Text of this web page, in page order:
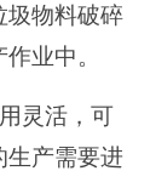
圾物料破碎
业中。
灵活，可
生产需要进